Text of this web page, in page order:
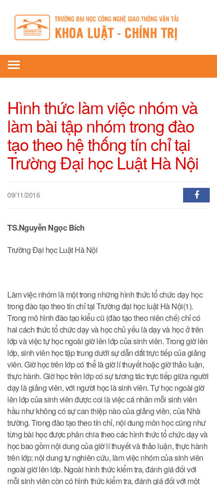
Toggle
navigation
Hình thức làm việc nhóm và
làm bài tập nhóm trong đào
tạo theo hệ thống tín chỉ tại
Trường Đại học Luật Hà Nội
09/11/2016
TS.Nguyễn Ngọc Bích
Trường Đại học Luật Hà Nội
Làm việc nhóm là một trong những hình thức tổ chức dạy học
trong đào tạo theo tín chỉ tại Trường đại học luật Hà Nội(1).
Trong mô hình đào tạo kiểu cũ (đào tạo theo niên chế) chỉ có
hai cách thức tổ chức dạy và học chủ yếu là dạy và học ở trên
lớp và việc tự học ngoài giờ lên lớp của sinh viên. Trong giờ lên
lớp, sinh viên học tập trung dưới sự dẫn dắt trực tiếp của giảng
viên. Giờ học trên lớp có thể là giờ lí thuyết hoặc giờ thảo luận,
thực hành. Giờ học trên lớp có sự tương tác trực tiếp giữa người
dạy là giảng viên, với người học là sinh viên. Tự học ngoài giờ
lên lớp của sinh viên được coi là việc cá nhân mỗi sinh viên
hầu như không có sự can thiệp nào của giảng viên, của Nhà
trường. Trong đào tạo theo tín chỉ, nội dung môn học cũng như
từng bài học được phân chia theo các hình thức tổ chức dạy và
học bao gồm nội dung của giờ lí thuyết và thảo luận, thực hành
trên lớp; nội dung tự nghiên cứu, làm việc nhóm của sinh viên
ngoài giờ lên lớp. Ngoài hình thức kiểm tra, đánh giá đối với
mỗi sinh viên còn có hình thức kiểm tra, đánh giá đối với một